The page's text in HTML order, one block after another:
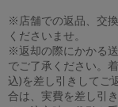
※店舗での返品、交
くださいませ。
※返却の際にかかる
でご了承ください。
込)を差し引きしてご
合は、実費を差し引